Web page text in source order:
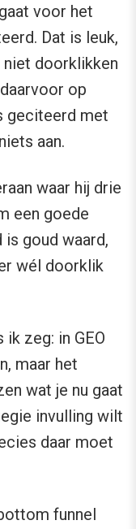
voor het
Dat is leuk,
niet doorklikken
op
geciteerd met
aan.
waar hij drie
een goede
goud waard,
wél doorklik
zeg: in GEO
maar het
wat je nu gaat
invulling wilt
daar moet
funnel